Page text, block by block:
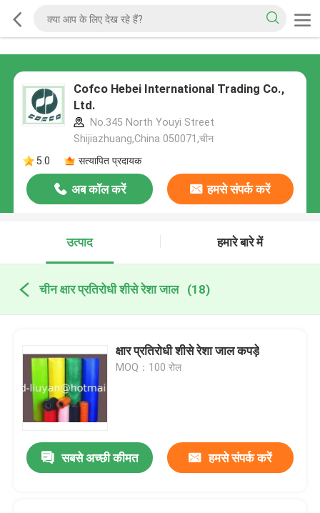
Cofco Hebei International Trading Co.,
Ltd.
No.345 North Youyi Street
Shijiazhuang,China 050071,चीन
5.0
सत्यापित प्रदायक
अब कॉल करें हमसे संपर्क करें
उत्पाद हमारे बारे में
चीन क्षार प्रतिरोधी शीसे रेशा जाल (18)
क्षार प्रतिरोधी शीसे रेशा जाल कपड़े
MOQ：100 रोल
सबसे अच्छी कीमत हमसे संपर्क करें